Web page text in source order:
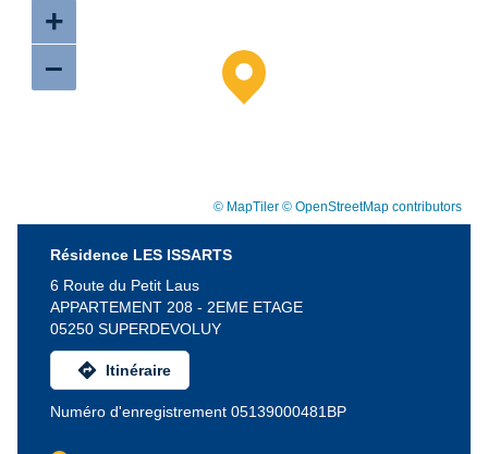
+
–
© MapTiler © OpenStreetMap contributors
Résidence LES ISSARTS
6 Route du Petit Laus
APPARTEMENT 208 - 2EME ETAGE
05250 SUPERDEVOLUY
directions Itinéraire
Numéro d'enregistrement 05139000481BP